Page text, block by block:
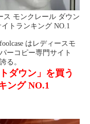
ス モンクレール ダウン
トランキング NO.1
はレディースモ
ーコピー専門サイト
る。
ダウン」を買う
ング NO.1